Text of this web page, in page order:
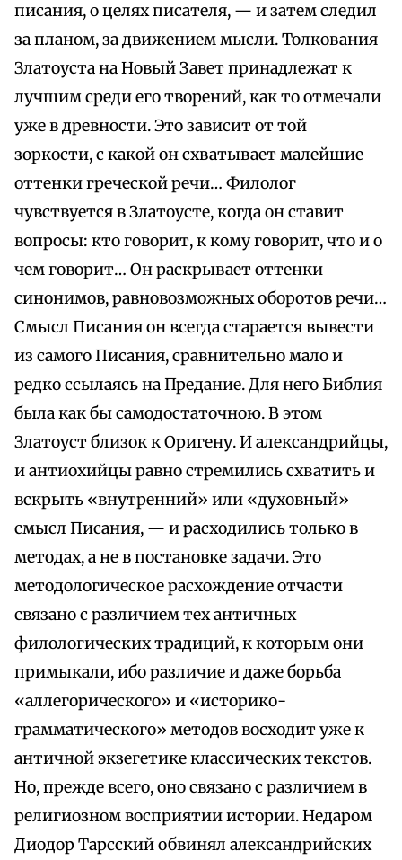
писания, о целях писателя, — и затем следил
за планом, за движением мысли. Толкования
Златоуста на Новый Завет принадлежат к
лучшим среди его творений, как то отмечали
уже в древности. Это зависит от той
зоркости, с какой он схватывает малейшие
оттенки греческой речи… Филолог
чувствуется в Златоусте, когда он ставит
вопросы: кто говорит, к кому говорит, что и о
чем говорит… Он раскрывает оттенки
синонимов, равновозможных оборотов речи…
Смысл Писания он всегда старается вывести
из самого Писания, сравнительно мало и
редко ссылаясь на Предание. Для него Библия
была как бы самодостаточною. В этом
Златоуст близок к Оригену. И александрийцы,
и антиохийцы равно стремились схватить и
вскрыть «внутренний» или «духовный»
смысл Писания, — и расходились только в
методах, а не в постановке задачи. Это
методологическое расхождение отчасти
связано с различием тех античных
филологических традиций, к которым они
примыкали, ибо различие и даже борьба
«аллегорического» и «историко-
грамматического» методов восходит уже к
античной экзегетике классических текстов.
Но, прежде всего, оно связано с различием в
религиозном восприятии истории. Недаром
Диодор Тарсский обвинял александрийских